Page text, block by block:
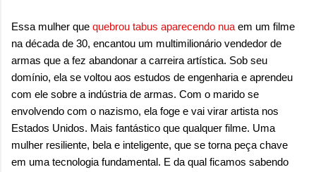
Essa mulher que quebrou tabus aparecendo nua em um filme
na década de 30, encantou um multimilionário vendedor de
armas que a fez abandonar a carreira artística. Sob seu
domínio, ela se voltou aos estudos de engenharia e aprendeu
com ele sobre a indústria de armas. Com o marido se
envolvendo com o nazismo, ela foge e vai virar artista nos
Estados Unidos. Mais fantástico que qualquer filme. Uma
mulher resiliente, bela e inteligente, que se torna peça chave
em uma tecnologia fundamental. E da qual ficamos sabendo